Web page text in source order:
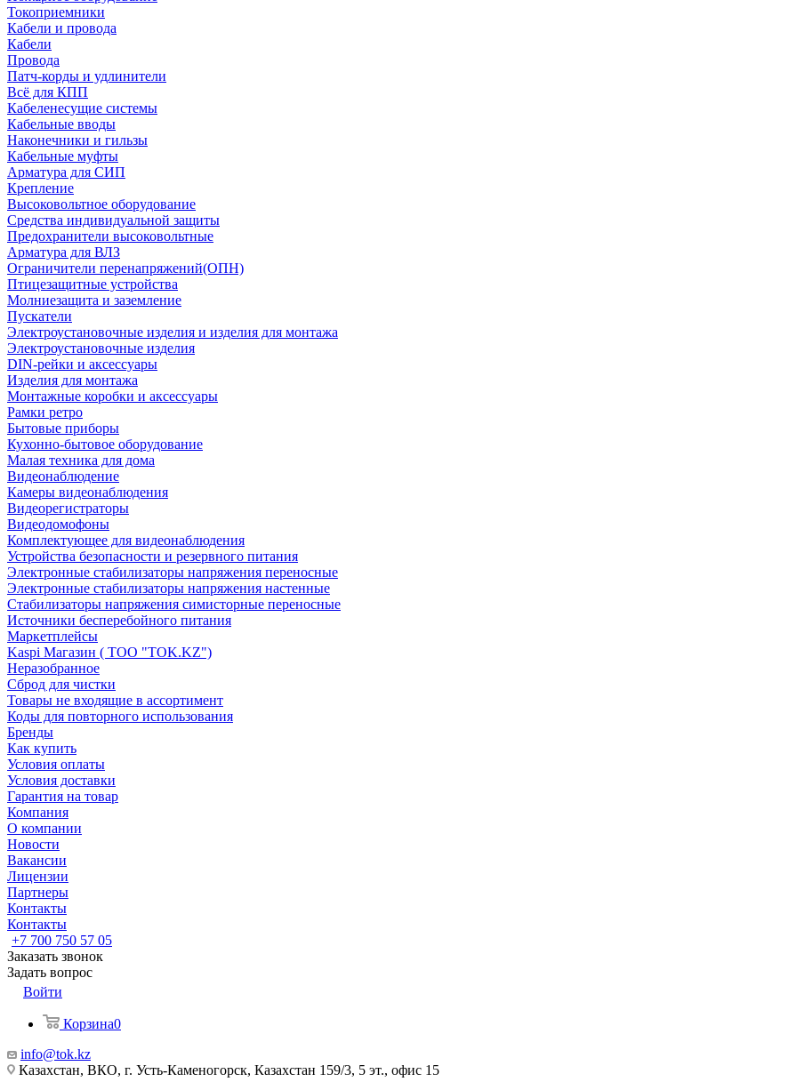
Токоприемники
Кабели и провода
Кабели
Провода
Патч-корды и удлинители
Всё для КПП
Кабеленесущие системы
Кабельные вводы
Наконечники и гильзы
Кабельные муфты
Арматура для СИП
Крепление
Высоковольтное оборудование
Средства индивидуальной защиты
Предохранители высоковольтные
Арматура для ВЛЗ
Ограничители перенапряжений(ОПН)
Птицезащитные устройства
Молниезащита и заземление
Пускатели
Электроустановочные изделия и изделия для монтажа
Электроустановочные изделия
DIN-рейки и аксессуары
Изделия для монтажа
Монтажные коробки и аксессуары
Рамки ретро
Бытовые приборы
Кухонно-бытовое оборудование
Малая техника для дома
Видеонаблюдение
Камеры видеонаблюдения
Видеорегистраторы
Видеодомофоны
Комплектующее для видеонаблюдения
Устройства безопасности и резервного питания
Электронные стабилизаторы напряжения переносные
Электронные стабилизаторы напряжения настенные
Стабилизаторы напряжения симисторные переносные
Источники бесперебойного питания
Маркетплейсы
Kaspi Магазин ( ТОО "TOK.KZ")
Неразобранное
Сброд для чистки
Товары не входящие в ассортимент
Коды для повторного использования
Бренды
Как купить
Условия оплаты
Условия доставки
Гарантия на товар
Компания
О компании
Новости
Вакансии
Лицензии
Партнеры
Контакты
Контакты
+7 700 750 57 05
Заказать звонок
Задать вопрос
Войти
Корзина0
info@tok.kz
Казахстан, ВКО, г. Усть-Каменогорск, Казахстан 159/3, 5 эт., офис 15